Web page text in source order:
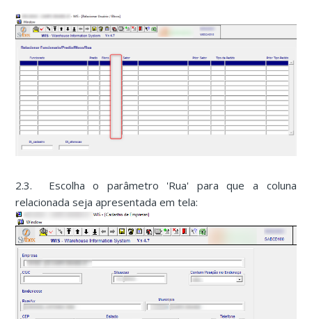
2.3. Escolha o parâmetro 'Rua' para que a coluna
relacionada seja apresentada em tela: